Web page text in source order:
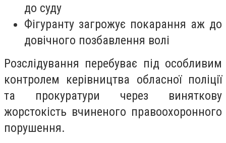
до суду
Фігуранту загрожує покарання аж до
довічного позбавлення волі
Розслідування перебуває під особливим
контролем керівництва обласної поліції
та прокуратури через виняткову
жорстокість вчиненого правоохоронного
порушення.